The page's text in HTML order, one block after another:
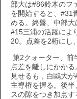
部大は#86鈴木のフ
を開始すると、#31
める。終盤、中部
#15三浦の活躍によ
20。点差を2桁にし
第2クォーター、前
点差を離しにかか
見せるも，白鷗大
主導権を握る。後
スの隙をつき加点